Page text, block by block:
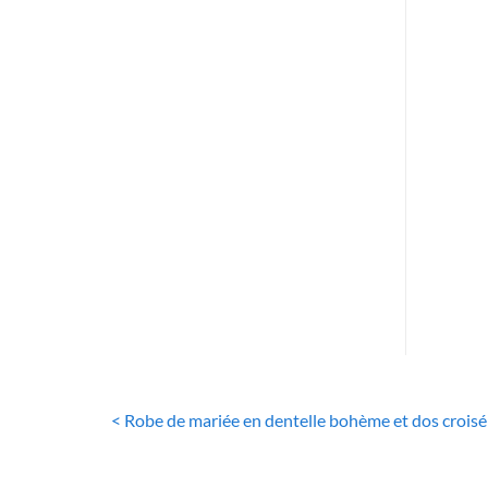
< Robe de mariée en dentelle bohème et dos croisé